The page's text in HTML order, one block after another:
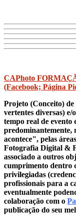
CAPhoto
(Facebook; Página
Projeto (Conceito)
vertentes diversas)
tempo real de
predominantemente,
acontece", pelas
Fotografia Digital &
associado a outros
cumprimento dentro
privilegiadas
profissionais para a
eventualmente
colaboração com o
publicação do seu